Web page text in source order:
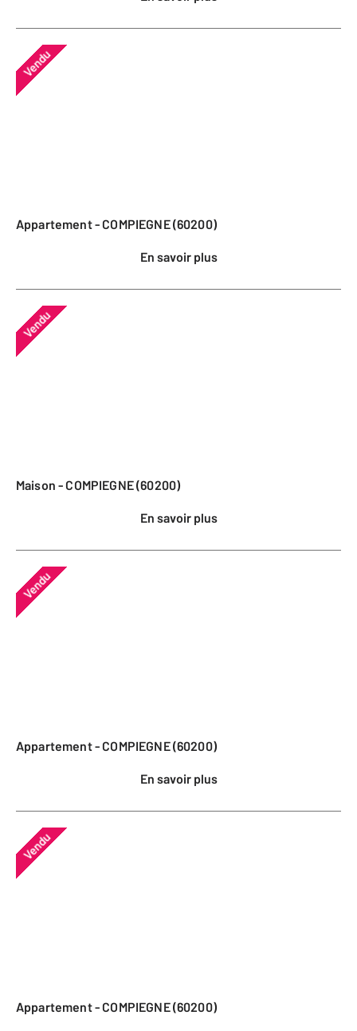
Vendu
Appartement - COMPIEGNE (60200)
En savoir plus
Vendu
Maison - COMPIEGNE (60200)
En savoir plus
Vendu
Appartement - COMPIEGNE (60200)
En savoir plus
Vendu
Appartement - COMPIEGNE (60200)